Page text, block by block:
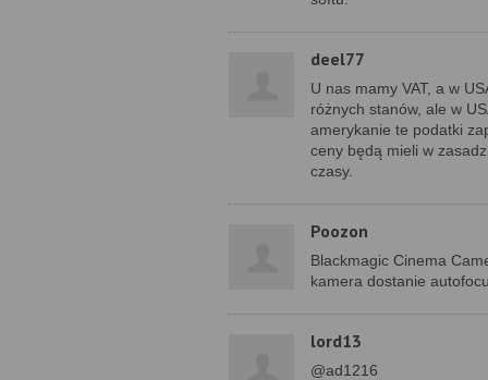
deel77
U nas mamy VAT, a w
różnych stanów, ale w
amerykanie te podatki
ceny będą mieli w
czasy.
Poozon
Blackmagic Cinema
kamera dostanie
lord13
@ad1216